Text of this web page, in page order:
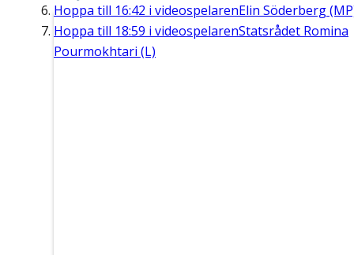
Hoppa till 16:42 i videospelarenElin Söderberg
Hoppa till 18:59 i videospelarenStatsrådet Romina
Pourmokhtari (L)